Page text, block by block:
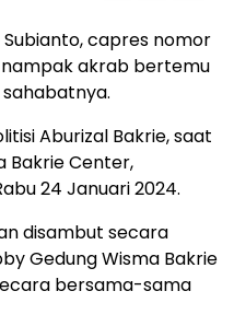
capres nomor
nampak akrab bertemu
Aburizal Bakrie, saat
Bakrie Center,
24 Januari 2024.
disambut secara
Gedung Wisma Bakrie
bersama-sama